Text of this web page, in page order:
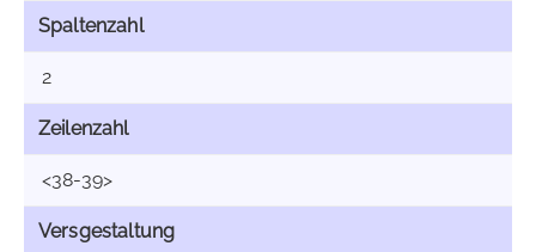
Spaltenzahl
2
Zeilenzahl
<38-39>
Versgestaltung